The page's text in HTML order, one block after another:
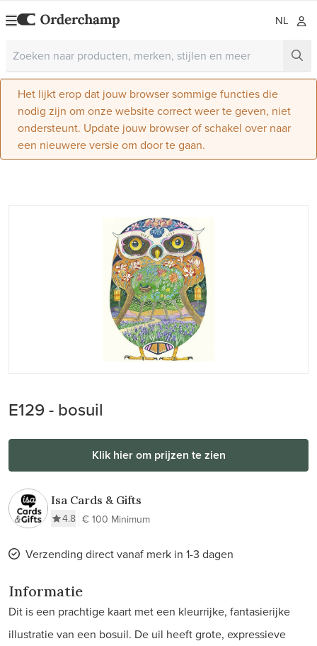
NL
Het lijkt erop dat jouw browser sommige functies die
nodig zijn om onze website correct weer te geven, niet
ondersteunt. Update jouw browser of schakel over naar
een nieuwere versie om door te gaan.
E129 - bosuil
Klik hier om prijzen te zien
Isa Cards & Gifts
4.8 € 100 Minimum
Verzending direct vanaf merk in 1-3 dagen
Informatie
Dit is een prachtige kaart met een kleurrijke, fantasierijke
illustratie van een bosuil. De uil heeft grote, expressieve